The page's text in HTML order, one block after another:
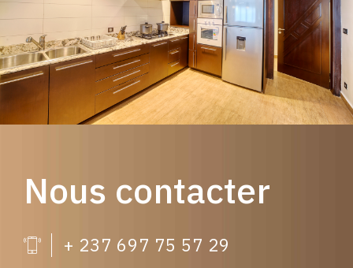
Nous contacter
+ 237 697 75 57 29